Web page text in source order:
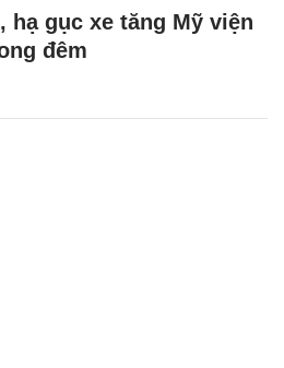
hạ gục xe tăng Mỹ viện
đêm